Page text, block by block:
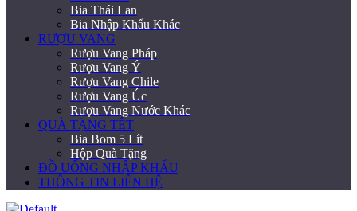
Bia Thái Lan
Bia Nhập Khẩu Khác
RƯỢU VANG
Rượu Vang Pháp
Rượu Vang Ý
Rượu Vang Chile
Rượu Vang Úc
Rượu Vang Nước Khác
QUÀ TẶNG TẾT
Bia Bom 5 Lít
Hộp Quà Tặng
ĐỒ UỐNG NHẬP KHẨU
THÔNG TIN LIÊN HỆ